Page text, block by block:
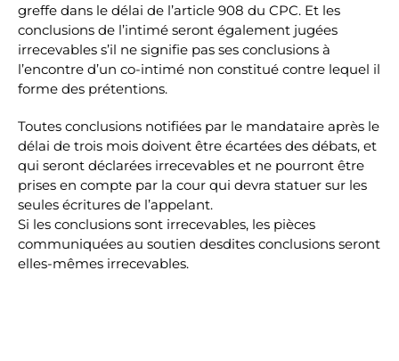
greffe dans le délai de l’article 908 du CPC. Et les
conclusions de l’intimé seront également jugées
irrecevables s’il ne signifie pas ses conclusions à
l’encontre d’un co-intimé non constitué contre lequel il
forme des prétentions.
Toutes conclusions notifiées par le mandataire après le
délai de trois mois doivent être écartées des débats, et
qui seront déclarées irrecevables et ne pourront être
prises en compte par la cour qui devra statuer sur les
seules écritures de l’appelant.
Si les conclusions sont irrecevables, les pièces
communiquées au soutien desdites conclusions seront
elles-mêmes irrecevables.